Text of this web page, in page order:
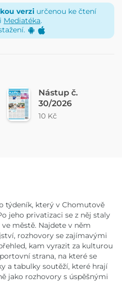
verzi určenou ke čtení
Mediatéka.
Nástup č.
30/2026
10 Kč
týdeník, který v Chomutově
jeho privatizaci se z něj staly
městě. Najdete v něm
rozhovory se zajímavými
kam vyrazit za kulturou
strana, na které se
a tabulky soutěží, které hrají
jako rozhovory s úspěšnými